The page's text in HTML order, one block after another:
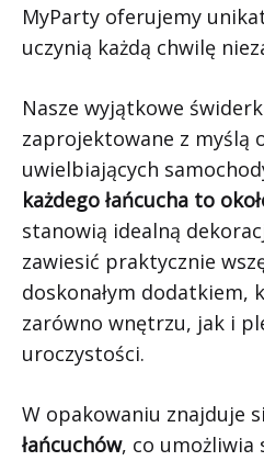
MyParty oferujemy
uczynią każdą chwilę
Nasze wyjątkowe
zaprojektowane z myślą
uwielbiających
każdego łańcucha to
stanowią idealną
zawiesić praktycznie
doskonałym dodatkiem,
zarówno wnętrzu, jak i
uroczystości.
W opakowaniu znajduje
łańcuchów, co umożliwia